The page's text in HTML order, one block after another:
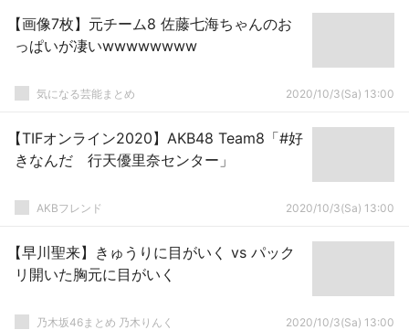
【画像7枚】元チーム8 佐藤七海ちゃんのお
っぱいが凄いwwwwwwww
気になる芸能まとめ 2020/10/3(Sa) 13:00
【TIFオンライン2020】AKB48 Team8「#好
きなんだ 行天優里奈センター」
AKBフレンド 2020/10/3(Sa) 13:00
【早川聖来】きゅうりに目がいく vs パック
リ開いた胸元に目がいく
乃木坂46まとめ 乃木りんく 2020/10/3(Sa) 13:00